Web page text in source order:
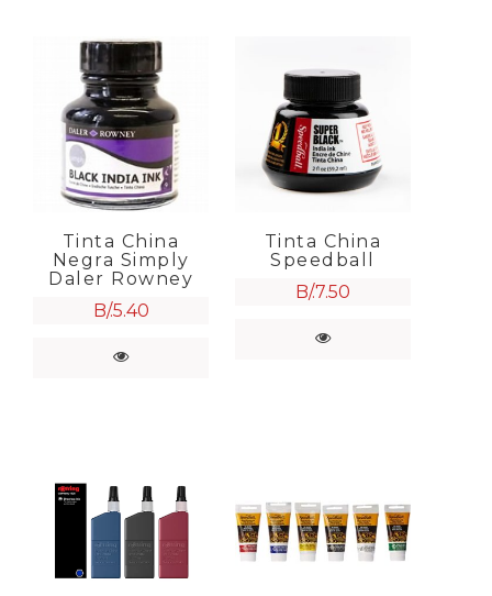
Tinta China
Negra Simply
Daler Rowney
B/.5.40
Tinta China
Speedball
B/.7.50